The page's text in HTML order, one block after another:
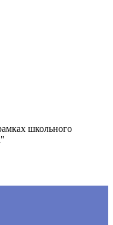
школьного